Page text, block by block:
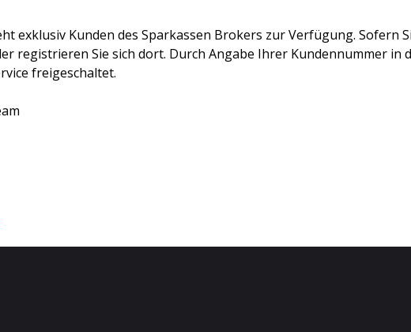
exklusiv Kunden des Sparkassen Brokers zur Verfügung. Sofern
registrieren Sie sich dort. Durch Angabe Ihrer Kundennummer
freigeschaltet.